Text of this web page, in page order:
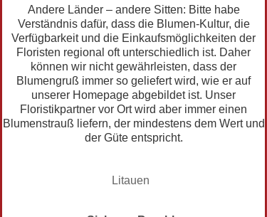
Andere Länder – andere Sitten: Bitte habe
Verständnis dafür, dass die Blumen-Kultur, die
Verfügbarkeit und die Einkaufsmöglichkeiten der
Floristen regional oft unterschiedlich ist. Daher
können wir nicht gewährleisten, dass der
Blumengruß immer so geliefert wird, wie er auf
unserer Homepage abgebildet ist. Unser
Floristikpartner vor Ort wird aber immer einen
Blumenstrauß liefern, der mindestens dem Wert und
der Güte entspricht.
Litauen